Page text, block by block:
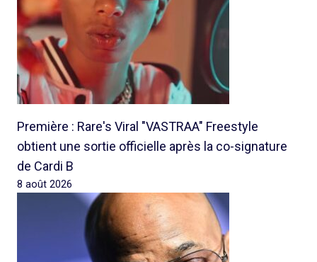
Première : Rare's Viral "VASTRAA" Freestyle
obtient une sortie officielle après la co-signature
de Cardi B
8 août 2026